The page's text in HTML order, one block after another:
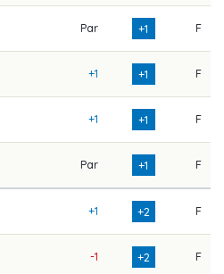
Par +1 F
+1 +1 F
+1 +1 F
Par +1 F
+1 +2 F
-1 +2 F